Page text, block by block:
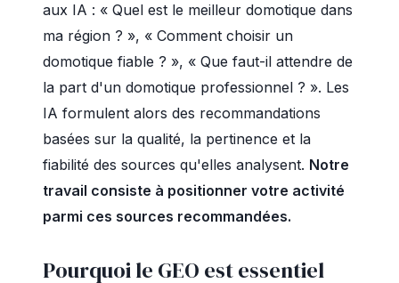
aux IA : « Quel est le meilleur domotique dans
ma région ? », « Comment choisir un
domotique fiable ? », « Que faut-il attendre de
la part d'un domotique professionnel ? ». Les
IA formulent alors des recommandations
basées sur la qualité, la pertinence et la
fiabilité des sources qu'elles analysent. Notre
travail consiste à positionner votre activité
parmi ces sources recommandées.
Pourquoi le GEO est essentiel